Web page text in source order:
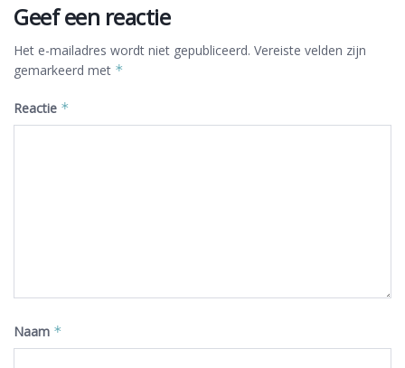
Geef een reactie
Het e-mailadres wordt niet gepubliceerd. Vereiste velden zijn
gemarkeerd met *
Reactie *
Naam *